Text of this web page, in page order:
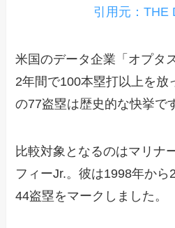
引用元：THE
米国のデータ企業「オプタ
2年間で100本塁打以上を放
の77盗塁は歴史的な快挙で
比較対象となるのはマリナ
フィーJr.。彼は1998年から
44盗塁をマークしました。